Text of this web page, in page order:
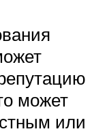
может
или